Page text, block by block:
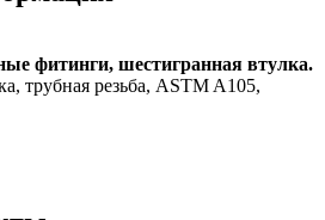
фитинги, шестигранная втулка.
трубная резьба, ASTM A105,